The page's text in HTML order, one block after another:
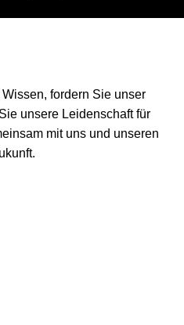
fordern Sie unser
unsere Leidenschaft für
mit uns und unseren